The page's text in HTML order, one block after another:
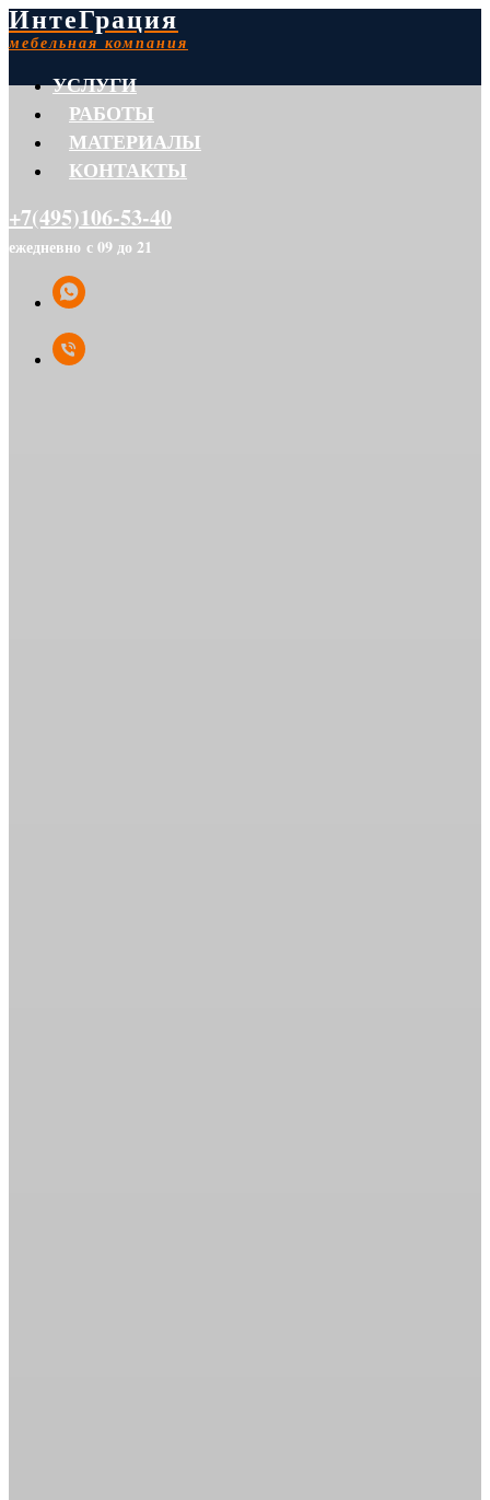
ИнтеГрация
мебельная компания
УСЛУГИ
РАБОТЫ
МАТЕРИАЛЫ
КОНТАКТЫ
+7(495)106-53-40
ежедневно с 09 до 21